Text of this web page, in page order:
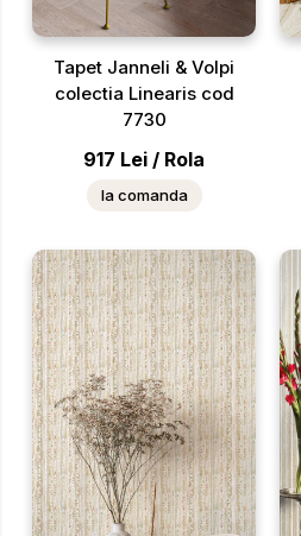
Tapet Janneli & Volpi
colectia Linearis cod
7730
917 Lei / Rola
la comanda